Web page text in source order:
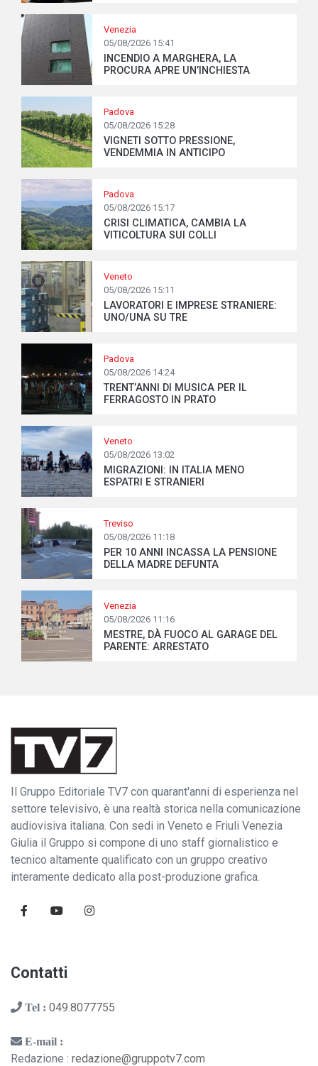
Venezia
05/08/2026 15:41
INCENDIO A MARGHERA, LA
PROCURA APRE UN’INCHIESTA
Padova
05/08/2026 15:28
VIGNETI SOTTO PRESSIONE,
VENDEMMIA IN ANTICIPO
Padova
05/08/2026 15:17
CRISI CLIMATICA, CAMBIA LA
VITICOLTURA SUI COLLI
Veneto
05/08/2026 15:11
LAVORATORI E IMPRESE STRANIERE:
UNO/UNA SU TRE
Padova
05/08/2026 14:24
TRENT’ANNI DI MUSICA PER IL
FERRAGOSTO IN PRATO
Veneto
05/08/2026 13:02
MIGRAZIONI: IN ITALIA MENO
ESPATRI E STRANIERI
Treviso
05/08/2026 11:18
PER 10 ANNI INCASSA LA PENSIONE
DELLA MADRE DEFUNTA
Venezia
05/08/2026 11:16
MESTRE, DÀ FUOCO AL GARAGE DEL
PARENTE: ARRESTATO
Il Gruppo Editoriale TV7 con quarant'anni di esperienza nel
settore televisivo, è una realtà storica nella comunicazione
audiovisiva italiana. Con sedi in Veneto e Friuli Venezia
Giulia il Gruppo si compone di uno staff giornalistico e
tecnico altamente qualificato con un gruppo creativo
interamente dedicato alla post-produzione grafica.
Contatti
Tel : 049.8077755
E-mail :
Redazione : redazione@gruppotv7.com